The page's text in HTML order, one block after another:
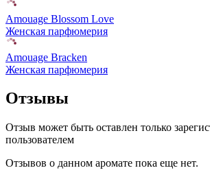
Amouage Blossom Love
Женская парфюмерия
Amouage Bracken
Женская парфюмерия
Отзывы
Отзыв может быть оставлен только
пользователем
Отзывов о данном аромате пока еще нет.